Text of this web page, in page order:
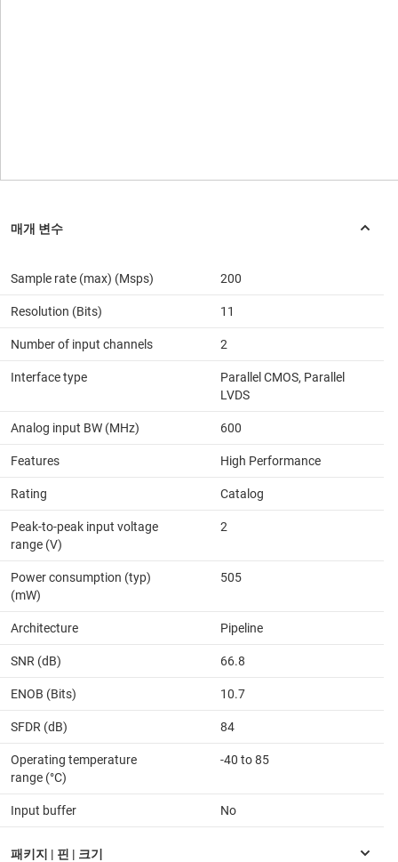
Sample rate (max) (Msps) 200
Resolution (Bits) 11
Number of input channels 2
Interface type
Parallel CMOS, Parallel
LVDS
Analog input BW (MHz) 600
Features High Performance
Rating Catalog
Peak-to-peak input voltage
range (V)
2
Power consumption (typ)
(mW)
505
Architecture Pipeline
SNR (dB) 66.8
ENOB (Bits) 10.7
SFDR (dB) 84
Operating temperature
range (°C)
-40 to 85
Input buffer No